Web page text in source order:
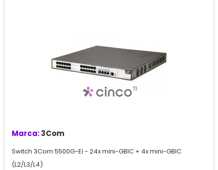
Marca:3Com
Switch 3Com 5500G-EI - 24x mini-GBIC + 4x mini-GBIC
(L2/L3/L4)